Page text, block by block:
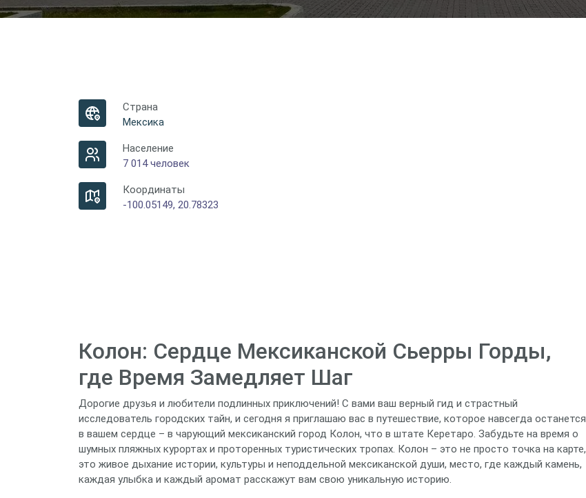
Страна
Мексика
Население
7 014 человек
Координаты
-100.05149, 20.78323
Колон: Сердце Мексиканской Сьерры Горды,
где Время Замедляет Шаг
Дорогие друзья и любители подлинных приключений! С вами ваш верный гид и страстный
исследователь городских тайн, и сегодня я приглашаю вас в путешествие, которое навсегда останется
в вашем сердце – в чарующий мексиканский город Колон, что в штате Керетаро. Забудьте на время о
шумных пляжных курортах и проторенных туристических тропах. Колон – это не просто точка на карте,
это живое дыхание истории, культуры и неподдельной мексиканской души, место, где каждый камень,
каждая улыбка и каждый аромат расскажут вам свою уникальную историю.